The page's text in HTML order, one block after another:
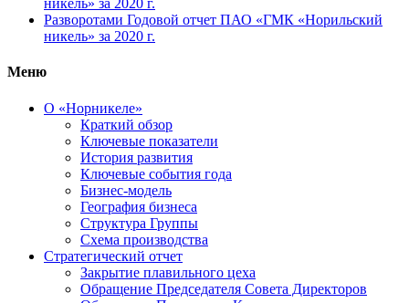
никель» за 2020 г.
Разворотами Годовой отчет ПАО «ГМК «Норильский
никель» за 2020 г.
Меню
О «Норникеле»
Краткий обзор
Ключевые показатели
История развития
Ключевые события года
Бизнес-модель
География бизнеса
Структура Группы
Схема производства
Стратегический отчет
Закрытие плавильного цеха
Обращение Председателя Совета Директоров